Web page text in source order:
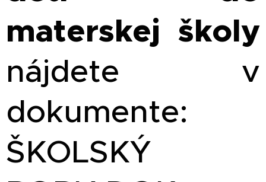
materskej školy
nájdete v
dokumente:
ŠKOLSKÝ